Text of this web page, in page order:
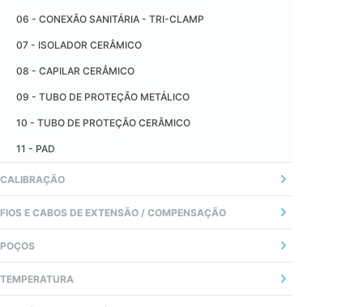
06 - CONEXÃO SANITÁRIA - TRI-CLAMP
07 - ISOLADOR CERÂMICO
08 - CAPILAR CERÂMICO
09 - TUBO DE PROTEÇÃO METÁLICO
10 - TUBO DE PROTEÇÃO CERÂMICO
11 - PAD
CALIBRAÇÃO
01 - INTRODUÇÃO
FIOS E CABOS DE EXTENSÃO / COMPENSAÇÃO
01 - DEFINIÇÃO
03 - ERROS COMUNS DE LIGAÇÃO
POÇOS
01 - DEFINIÇÃO
TEMPERATURA